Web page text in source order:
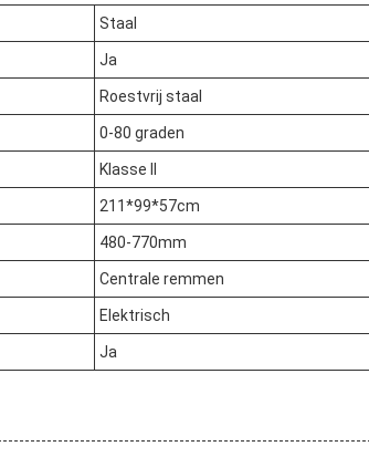
Staal
Ja
Roestvrij staal
0-80 graden
Klasse II
211*99*57cm
480-770mm
Centrale remmen
Elektrisch
Ja